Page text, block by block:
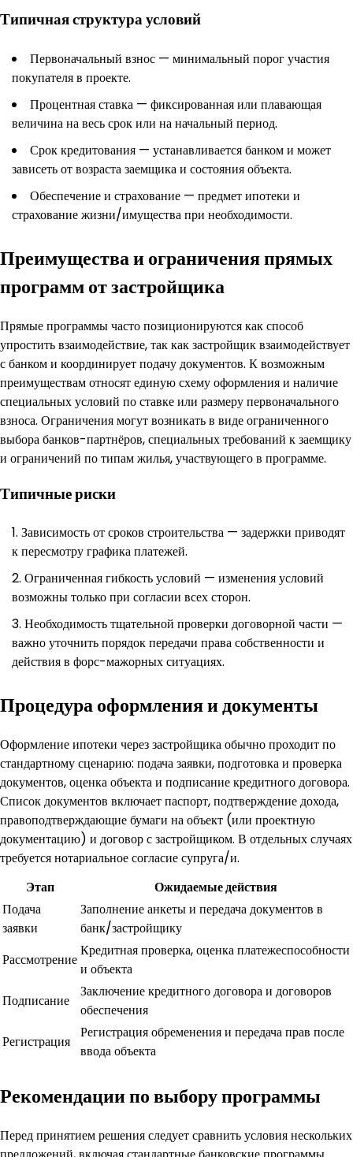
Типичная структура условий
Первоначальный взнос — минимальный порог участия
покупателя в проекте.
Процентная ставка — фиксированная или плавающая
величина на весь срок или на начальный период.
Срок кредитования — устанавливается банком и может
зависеть от возраста заемщика и состояния объекта.
Обеспечение и страхование — предмет ипотеки и
страхование жизни/имущества при необходимости.
Преимущества и ограничения прямых
программ от застройщика
Прямые программы часто позиционируются как способ
упростить взаимодействие, так как застройщик взаимодействует
с банком и координирует подачу документов. К возможным
преимуществам относят единую схему оформления и наличие
специальных условий по ставке или размеру первоначального
взноса. Ограничения могут возникать в виде ограниченного
выбора банков-партнёров, специальных требований к заемщику
и ограничений по типам жилья, участвующего в программе.
Типичные риски
Зависимость от сроков строительства — задержки приводят
к пересмотру графика платежей.
Ограниченная гибкость условий — изменения условий
возможны только при согласии всех сторон.
Необходимость тщательной проверки договорной части —
важно уточнить порядок передачи права собственности и
действия в форс-мажорных ситуациях.
Процедура оформления и документы
Оформление ипотеки через застройщика обычно проходит по
стандартному сценарию: подача заявки, подготовка и проверка
документов, оценка объекта и подписание кредитного договора.
Список документов включает паспорт, подтверждение дохода,
правоподтверждающие бумаги на объект (или проектную
документацию) и договор с застройщиком. В отдельных случаях
требуется нотариальное согласие супруга/и.
Этап
Ожидаемые действия
Подача
заявки
Заполнение анкеты и передача документов в
банк/застройщику
Рассмотрение
Кредитная проверка, оценка платежеспособности
и объекта
Подписание
Заключение кредитного договора и договоров
обеспечения
Регистрация
Регистрация обременения и передача прав после
ввода объекта
Рекомендации по выбору программы
Перед принятием решения следует сравнить условия нескольких